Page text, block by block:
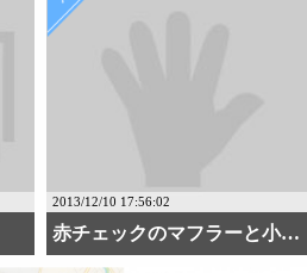
2013/12/10 17:56:02
赤チェックのマフラーと小・・・